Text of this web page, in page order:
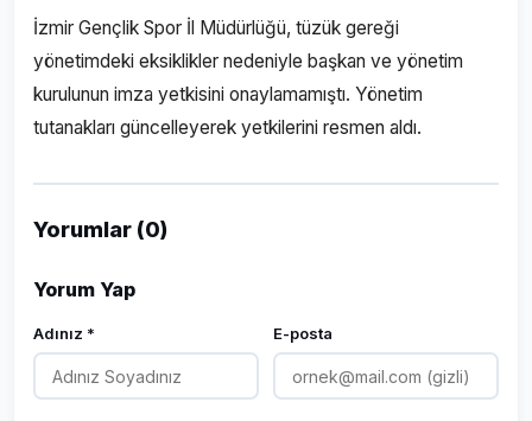
İzmir Gençlik Spor İl Müdürlüğü, tüzük gereği
yönetimdeki eksiklikler nedeniyle başkan ve yönetim
kurulunun imza yetkisini onaylamamıştı. Yönetim
tutanakları güncelleyerek yetkilerini resmen aldı.
Yorumlar (0)
Yorum Yap
Adınız * E-posta